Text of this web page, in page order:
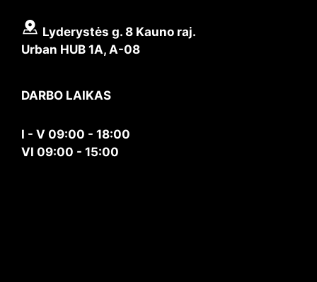
Lyderystės g. 8 Kauno raj.
Urban HUB 1A, A-08
DARBO LAIKAS
I - V 09:00 - 18:00
VI 09:00 - 15:00